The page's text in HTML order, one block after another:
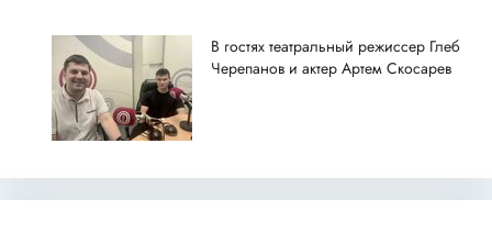
В гостях театральный режиссер Глеб
Черепанов и актер Артем Скосарев